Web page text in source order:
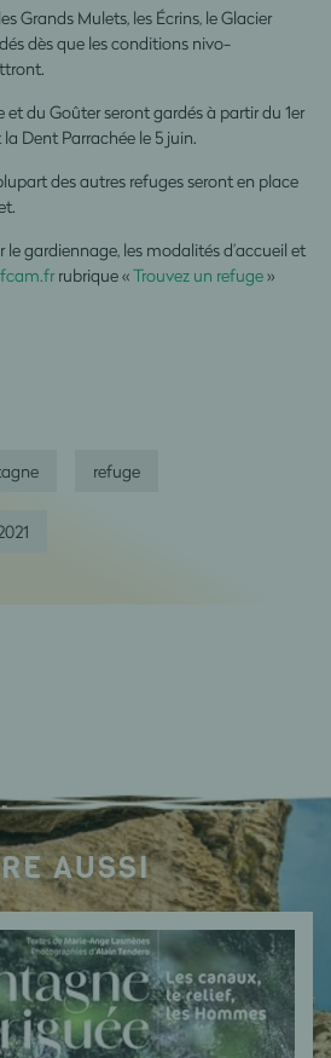
Grands Mulets, les Écrins, le Glacier
dès que les conditions nivo-
et du Goûter seront gardés à partir du 1er
Dent Parrachée le 5 juin.
des autres refuges seront en place
gardiennage, les modalités d’accueil et
rubrique «Trouvez un refuge»
refuge
AUSSI